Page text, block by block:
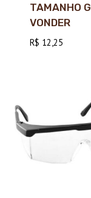
TAMANHO G
VONDER
R$ 12,25